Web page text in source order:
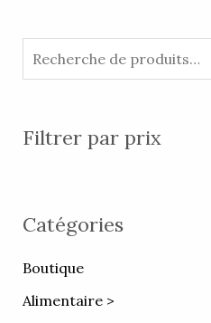
Filtrer par prix
Catégories
Boutique
Alimentaire >